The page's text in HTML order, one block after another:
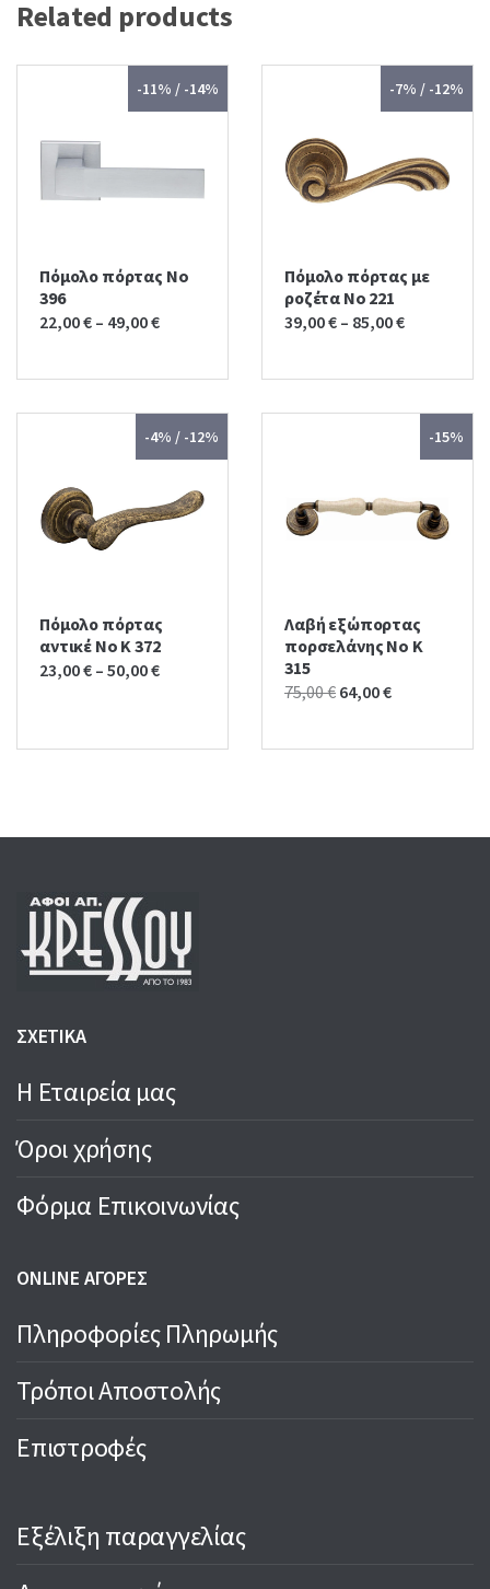
Related products
-11% / -14%
Πόμολο πόρτας No
396
22,00€ – 49,00€
-7% / -12%
Πόμολο πόρτας με
ροζέτα No 221
39,00€ – 85,00€
-4% / -12%
Πόμολο πόρτας
αντικέ No K 372
23,00€ – 50,00€
-15%
Λαβή εξώπορτας
πορσελάνης No K
315
75,00€ Original
was:
64,00€Current
is:
ΣΧΕΤΙΚΑ
Η Εταιρεία μας
Όροι χρήσης
Φόρμα Επικοινωνίας
ONLINE ΑΓΟΡΕΣ
Πληροφορίες Πληρωμής
Τρόποι Αποστολής
Επιστροφές
Εξέλιξη παραγγελίας